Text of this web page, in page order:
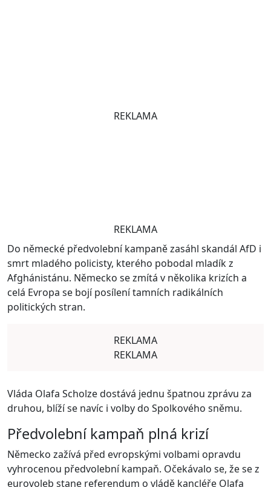
REKLAMA
REKLAMA
Do německé předvolební kampaně zasáhl skandál AfD i
smrt mladého policisty, kterého pobodal mladík z
Afghánistánu. Německo se zmítá v několika krizích a
celá Evropa se bojí posílení tamních radikálních
politických stran.
REKLAMA
REKLAMA
Vláda Olafa Scholze dostává jednu špatnou zprávu za
druhou, blíží se navíc i volby do Spolkového sněmu.
Předvolební kampaň plná krizí
Německo zažívá před evropskými volbami opravdu
vyhrocenou předvolební kampaň. Očekávalo se, že se z
eurovoleb stane referendum o vládě kancléře Olafa